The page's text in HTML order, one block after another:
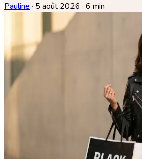
Pauline · 5 août 2026 · 6 min